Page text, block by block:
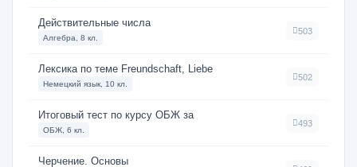
Действительные числа
Алгебра, 8 кл.
503
Лексика по теме Freundschaft, Liebe
Немецкий язык, 10 кл.
502
Итоговый тест по курсу ОБЖ за
ОБЖ, 6 кл.
493
Черчение. Основы